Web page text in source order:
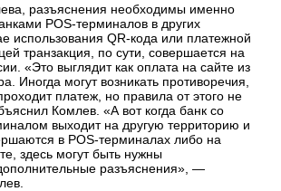
разъяснения необходимы именно
POS-терминалов в других
использования QR-кода или платежной
транзакция, по сути, совершается на
«Это выглядит как оплата на сайте из
Иногда могут возникать противоречия,
платеж, но правила от этого не
Комлев. «А вот когда банк со
выходит на другую территорию и
в POS-терминалах либо на
здесь могут быть нужны
разъяснения», —